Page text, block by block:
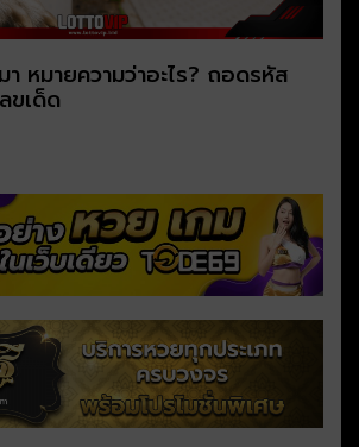
หมายความว่าอะไร? ถอดรหัส
ขเด็ด